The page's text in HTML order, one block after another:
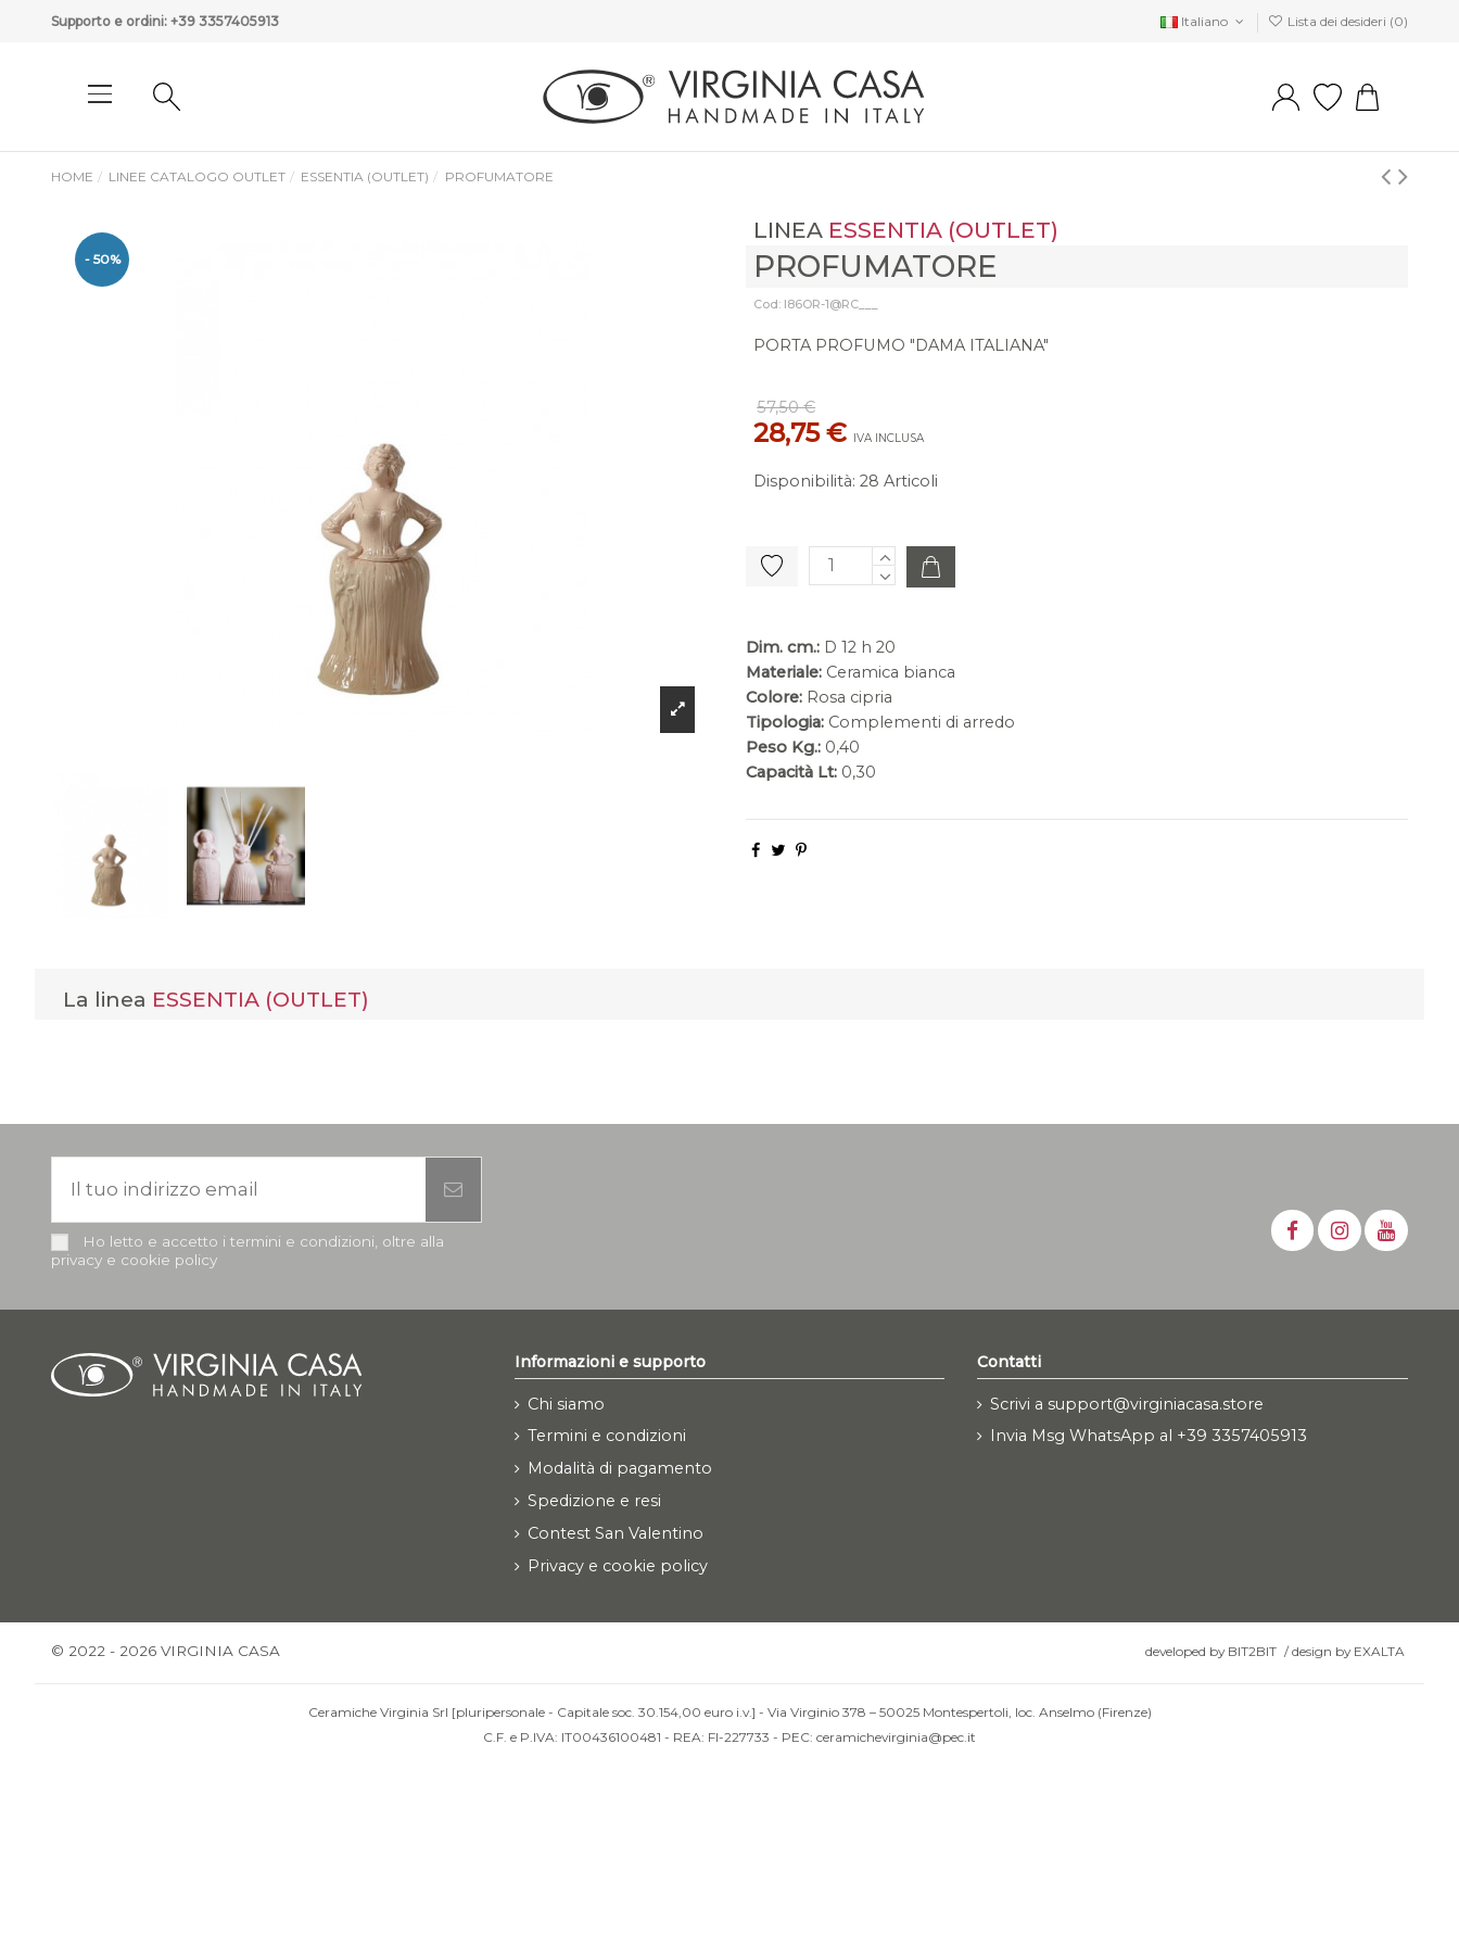
Supporto e ordini: +39 3357405913 Italiano Lista dei desideri (0)
HOME LINEE CATALOGO OUTLET ESSENTIA (OUTLET) PROFUMATORE
- 50%
LINEA ESSENTIA (OUTLET)
PROFUMATORE
Cod: I86OR-1@RC___
PORTA PROFUMO "DAMA ITALIANA"
57,50 €
28,75 € IVA INCLUSA
Disponibilità: 28 Articoli
Dim. cm.: D 12 h 20
Materiale: Ceramica bianca
Colore: Rosa cipria
Tipologia: Complementi di arredo
Peso Kg.: 0,40
Capacità Lt: 0,30
La linea ESSENTIA (OUTLET)
Ho letto e accetto i termini e condizioni, oltre alla
privacy e cookie policy
Informazioni e supporto
Chi siamo
Termini e condizioni
Modalità di pagamento
Spedizione e resi
Contest San Valentino
Privacy e cookie policy
Contatti
Scrivi a support@virginiacasa.store
Invia Msg WhatsApp al +39 3357405913
© 2022 - 2026 VIRGINIA CASA developed by BIT2BIT /design by EXALTA
Ceramiche Virginia Srl [pluripersonale - Capitale soc. 30.154,00 euro i.v.] - Via Virginio 378 – 50025 Montespertoli, loc. Anselmo (Firenze)
C.F. e P.IVA: IT00436100481 - REA: FI-227733 - PEC: ceramichevirginia@pec.it